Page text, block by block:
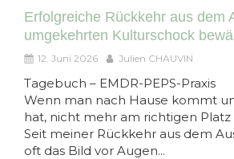
Erfolgreiche Rückkehr aus dem
umgekehrten Kulturschock
12. Juni 2026 Julien CHAUVIN
Tagebuch – EMDR-PEPS-Praxis
Wenn man nach Hause kommt
hat, nicht mehr am richtigen Platz
Seit meiner Rückkehr aus dem
oft das Bild vor Augen...